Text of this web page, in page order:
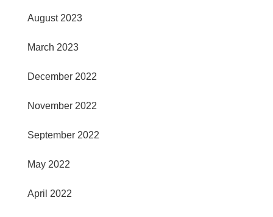
August 2023
March 2023
December 2022
November 2022
September 2022
May 2022
April 2022